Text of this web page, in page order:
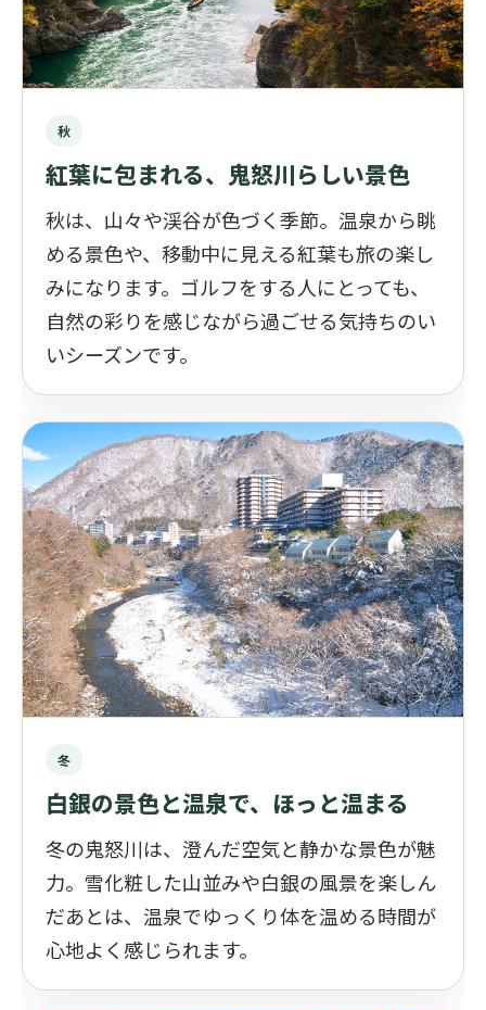
秋
紅葉に包まれる、鬼怒川らしい景色
秋は、山々や渓谷が色づく季節。温泉から眺
める景色や、移動中に見える紅葉も旅の楽し
みになります。ゴルフをする人にとっても、
自然の彩りを感じながら過ごせる気持ちのい
いシーズンです。
冬
白銀の景色と温泉で、ほっと温まる
冬の鬼怒川は、澄んだ空気と静かな景色が魅
力。雪化粧した山並みや白銀の風景を楽しん
だあとは、温泉でゆっくり体を温める時間が
心地よく感じられます。